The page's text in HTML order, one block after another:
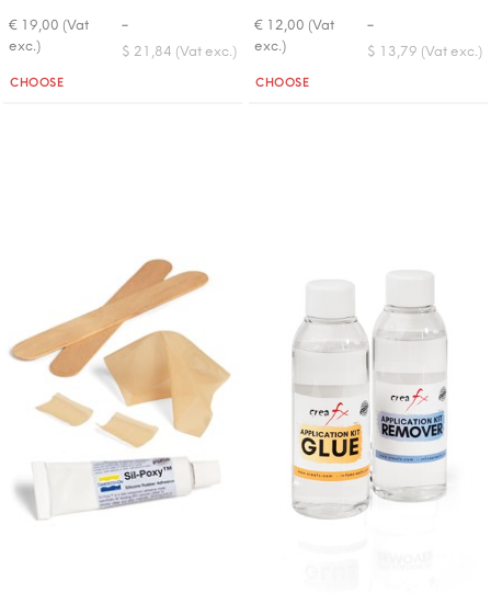
€ 19,00 (Vat
exc.)
-
$ 21,84 (Vat exc.)
Quantità
CHOOSE
€ 12,00 (Vat
exc.)
-
$ 13,79 (Vat exc.)
Quantità
CHOOSE